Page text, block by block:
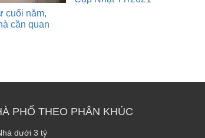
cuối năm,
cần quan
PHỐ THEO PHÂN KHÚC
dưới 3 tỷ